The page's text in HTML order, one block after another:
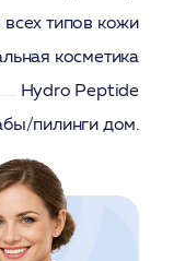
типов кожи
косметика
Hydro Peptide
пилинги дом.